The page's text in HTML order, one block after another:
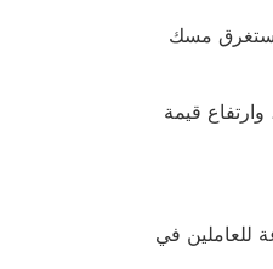
يستغرق مسك
قيمة
للعاملين في